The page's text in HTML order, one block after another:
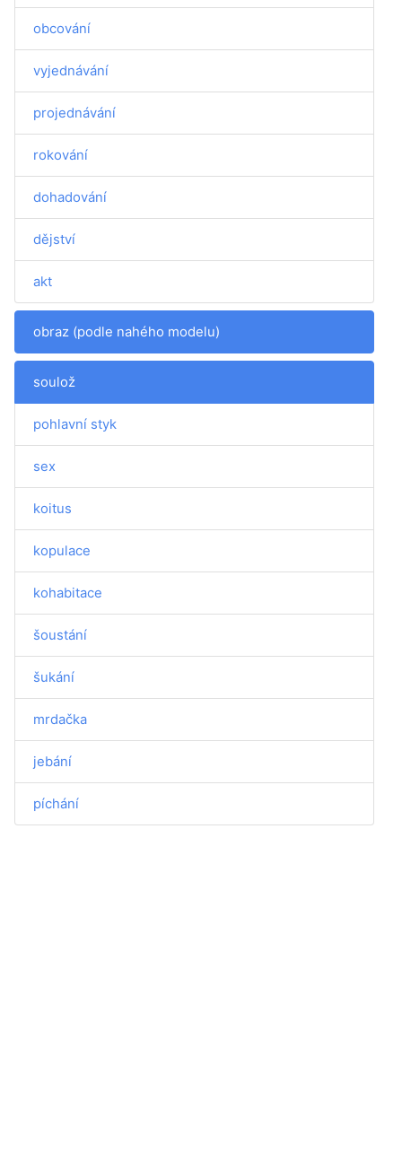
obcování
vyjednávání
projednávání
rokování
dohadování
dějství
akt
obraz (podle nahého modelu)
soulož
pohlavní styk
sex
koitus
kopulace
kohabitace
šoustání
šukání
mrdačka
jebání
píchání